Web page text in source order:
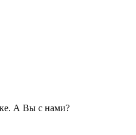
А Вы с нами?